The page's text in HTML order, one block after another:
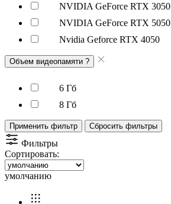
NVIDIA GeForce RTX 3050
NVIDIA GeForce RTX 5050
Nvidia Geforce RTX 4050
Объем видеопамяти ?
6 Гб
8 Гб
Применить фильтр Сбросить фильтры
Фильтры
Сортировать:
умолчанию